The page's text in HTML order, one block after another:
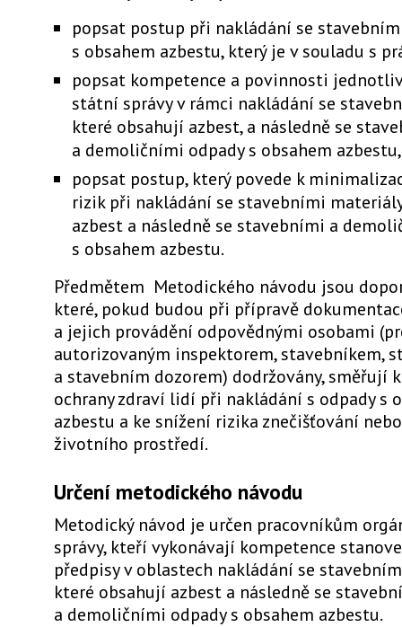
popsat postup při nakládání se
s obsahem azbestu, který je v souladu s
popsat kompetence a povinnosti
státní správy v rámci nakládání se
které obsahují azbest, a následně se
a demoličními odpady s obsahem azbestu,
popsat postup, který povede k
rizik při nakládání se stavebními
azbest a následně se stavebními a
s obsahem azbestu.
Předmětem Metodického návodu jsou
které, pokud budou při přípravě
a jejich provádění odpovědnými osobami
autorizovaným inspektorem, stavebníkem,
a stavebním dozorem) dodržovány, směřují
ochrany zdraví lidí při nakládání s odpady s
azbestu a ke snížení rizika znečišťování
životního prostředí.
Určení metodického návodu
Metodický návod je určen pracovníkům
správy, kteří vykonávají kompetence
předpisy v oblastech nakládání se
které obsahují azbest a následně se
a demoličními odpady s obsahem azbestu.